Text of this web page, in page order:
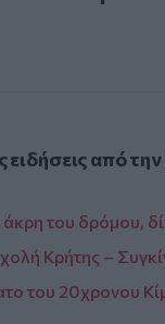
από την
του δρόμου,
Κρήτης –
του 20χρονου